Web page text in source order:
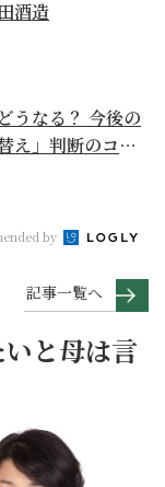
酒造
うなる？ 今後の
え」判断のコツ
by
記事一覧へ
と母は言